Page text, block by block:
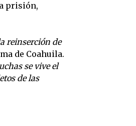
prisión,
reinserción de
de Coahuila.
se vive el
de las